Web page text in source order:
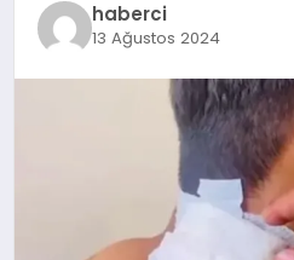
MAGAZIN
haberci
13 Ağustos 2024